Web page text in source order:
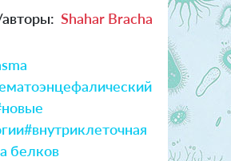
Shahar Bracha
#внутриклеточная
белков